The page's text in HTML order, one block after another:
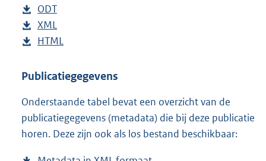
o
w
n
o
d
p
u
e
s
t
n
s
g
r
D
o
w
l
a
d
p
ODT
s
a
d
s
g
D
o
n
o
a
d
XML
e
t
n
d
s
D
w
l
o
a
HTML
s
a
n
d
Publicatiegegevens
Onderstaande tabel bevat een overzicht van de
publicatiegegevens (metadata) die bij deze publicatie
horen. Deze zijn ook als los bestand beschikbaar: